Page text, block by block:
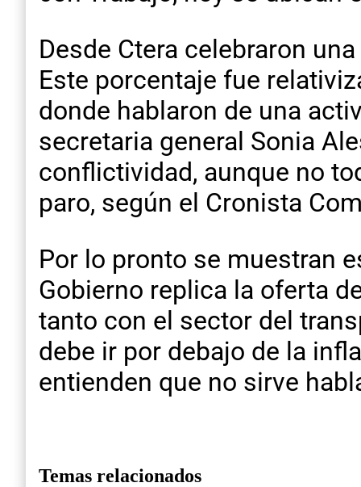
Desde Ctera celebraron
Este porcentaje fue
donde hablaron de una
secretaria general Sonia
conflictividad, aunque no
paro, según el Cronista
Por lo pronto se muestran
Gobierno replica la oferta
tanto con el sector del
debe ir por debajo de la
entienden que no sirve
Temas relacionados